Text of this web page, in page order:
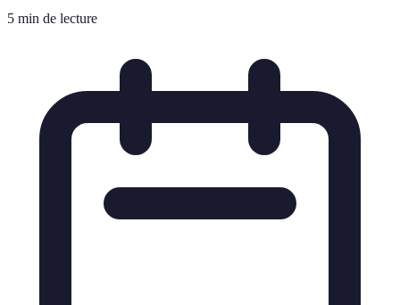
5 min de lecture